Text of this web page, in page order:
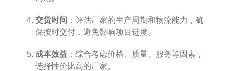
交货时间 ：评估厂家的生产周期和物流能力，确
保按时交付，避免影响项目进度。
成本效益 ：综合考虑价格、质量、服务等因素，
选择性价比高的厂家。